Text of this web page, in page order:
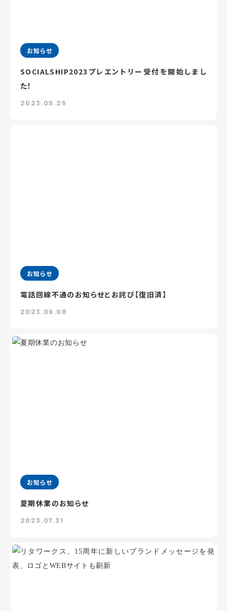
お知らせ
SOCIALSHIP2023プレエントリー受付を開始しまし
た！
2023.09.25
お知らせ
電話回線不通のお知らせとお詫び【復旧済】
2023.09.08
お知らせ
夏期休業のお知らせ
2023.07.31